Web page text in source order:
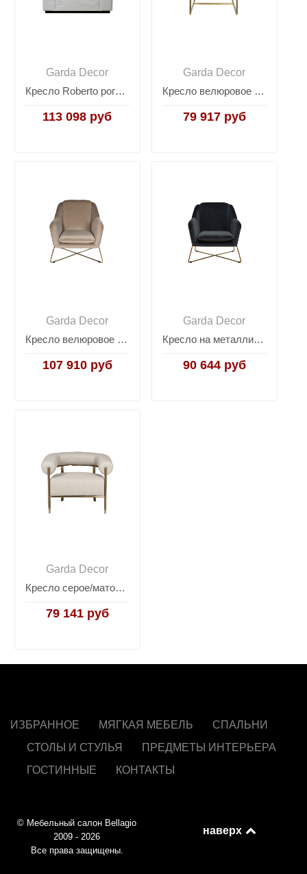
Garda Decor
Кресло Roberto рогожка кремовое ROBERTO-K-BOTEGA SVBEG
113 098 руб
Garda Decor
Кресло велюровое бежевое/матовое золото 46AS-3039KRES-BEZH
79 917 руб
Garda Decor
Кресло велюровое бежевое/матовое золото 46AS-AR2976-BG
107 910 руб
Garda Decor
Кресло на металлическом каркасе велюровое серо-зеленое 46AS-AR2976-GR
90 644 руб
Garda Decor
Кресло серое/матовое золото GY-08842
79 141 руб
ИЗБРАННОЕ МЯГКАЯ МЕБЕЛЬ
СПАЛЬНИ
СТОЛЫ И СТУЛЬЯ
ПРЕДМЕТЫ ИНТЕРЬЕРА
ГОСТИННЫЕ
КОНТАКТЫ
© Мебельный салон Bellagio
2009 - 2026
Все права защищены.
наверх